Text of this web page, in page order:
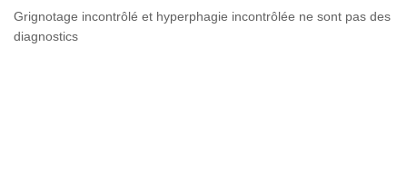
Grignotage incontrôlé et hyperphagie incontrôlée ne sont pas des
diagnostics